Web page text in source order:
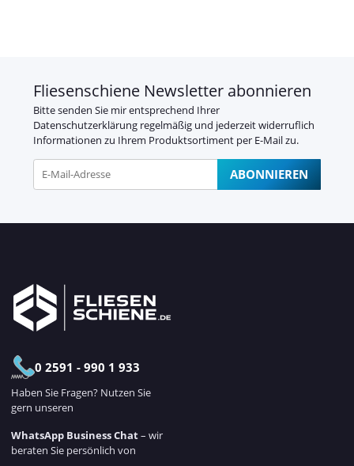
Fliesenschiene Newsletter abonnieren
Bitte senden Sie mir entsprechend Ihrer
Datenschutzerklärung regelmäßig und jederzeit widerruflich
Informationen zu Ihrem Produktsortiment per E-Mail zu.
ABONNIEREN
0 2591 - 990 1 933
Haben Sie Fragen? Nutzen Sie
gern unseren
WhatsApp Business Chat– wir
beraten Sie persönlich von